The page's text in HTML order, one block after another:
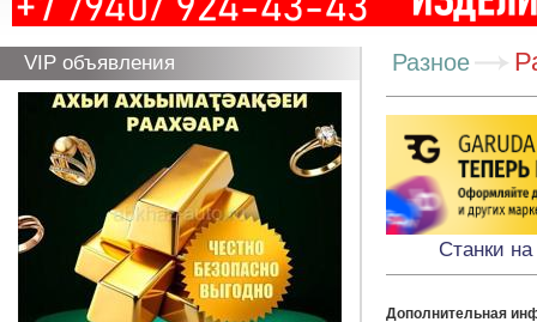
VIP объявления Разное
Станки
Дополнительная